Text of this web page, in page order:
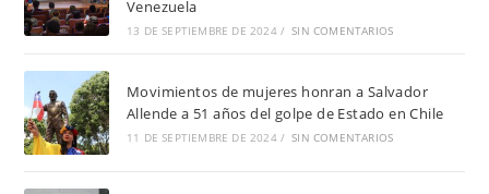
Venezuela
13 DE SEPTIEMBRE DE 2024 / SIN COMENTARIOS
Movimientos de mujeres honran a Salvador
Allende a 51 años del golpe de Estado en Chile
11 DE SEPTIEMBRE DE 2024 / SIN COMENTARIOS